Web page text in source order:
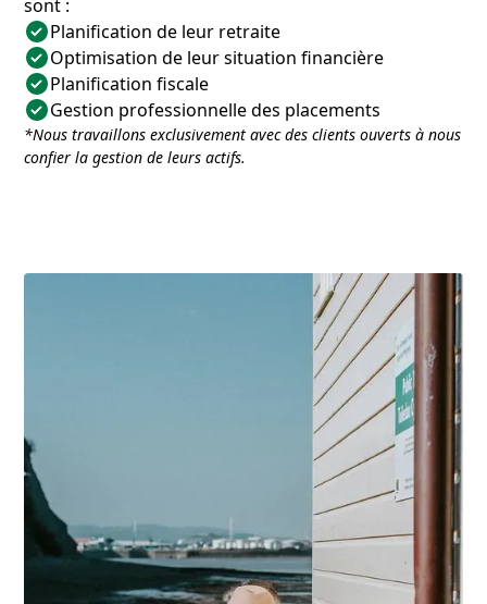
sont :
Planification de leur retraite
Optimisation de leur situation financière
Planification fiscale
Gestion professionnelle des placements
*Nous travaillons exclusivement avec des clients ouverts à nous
confier la gestion de leurs actifs.